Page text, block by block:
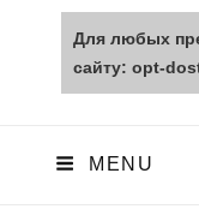
MENU
Для любых
сайту: opt-